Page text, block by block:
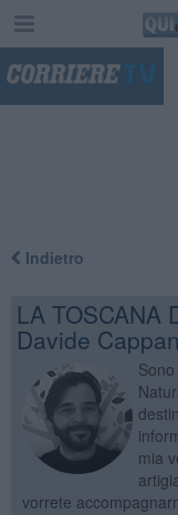
Indietro
LA TOSCANA
Davide
mia
vorrete